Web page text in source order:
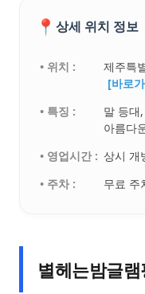
📍 상세 위치 정보
• 위치 :
제주특
[바로
• 특징 :
말 등대
아름다
• 영업시간 : 상시 개
• 주차 :
무료 주
별헤는밤글램